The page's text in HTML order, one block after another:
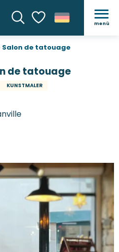
SucheVoir les favoris
menü
Salon de tatouage
de tatouage
KUNSTMALER